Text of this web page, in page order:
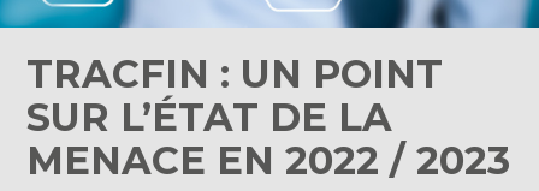
TRACFIN : UN POINT
SUR L’ÉTAT DE LA
MENACE EN 2022 / 2023